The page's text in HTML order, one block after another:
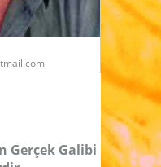
Gerçek Galibi